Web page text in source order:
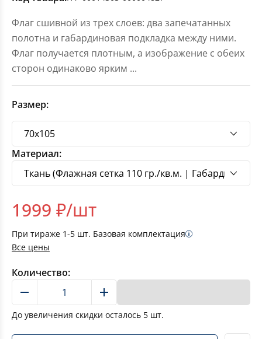
Флаг сшивной из трех слоев: два запечатанных
полотна и габардиновая подкладка между ними.
Флаг получается плотным, а изображение с обеих
сторон одинаково ярким ...
Размер:
Материал:
1999 ₽/шт
При тираже 1-5 шт. Базовая комплектация
Все цены
Количество:
До увеличения скидки осталось 5 шт.